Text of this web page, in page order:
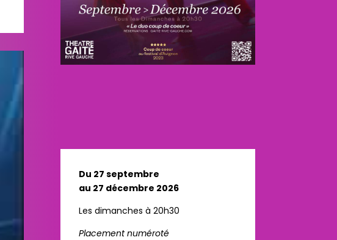
Du 27 septembre
au 27 décembre 2026
Les dimanches à 20h30
Placement numéroté